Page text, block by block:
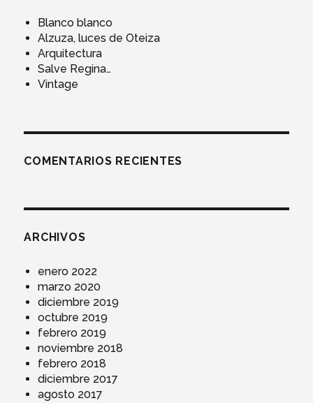
Blanco blanco
Alzuza, luces de Oteiza
Arquitectura
Salve Regina…
Vintage
COMENTARIOS RECIENTES
ARCHIVOS
enero 2022
marzo 2020
diciembre 2019
octubre 2019
febrero 2019
noviembre 2018
febrero 2018
diciembre 2017
agosto 2017